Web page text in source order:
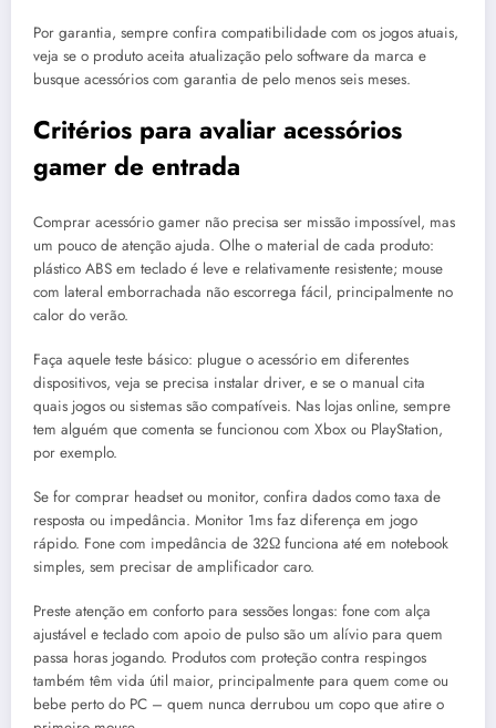
Por garantia, sempre confira compatibilidade com os jogos atuais,
veja se o produto aceita atualização pelo software da marca e
busque acessórios com garantia de pelo menos seis meses.
Critérios para avaliar acessórios
gamer de entrada
Comprar acessório gamer não precisa ser missão impossível, mas
um pouco de atenção ajuda. Olhe o material de cada produto:
plástico ABS em teclado é leve e relativamente resistente; mouse
com lateral emborrachada não escorrega fácil, principalmente no
calor do verão.
Faça aquele teste básico: plugue o acessório em diferentes
dispositivos, veja se precisa instalar driver, e se o manual cita
quais jogos ou sistemas são compatíveis. Nas lojas online, sempre
tem alguém que comenta se funcionou com Xbox ou PlayStation,
por exemplo.
Se for comprar headset ou monitor, confira dados como taxa de
resposta ou impedância. Monitor 1ms faz diferença em jogo
rápido. Fone com impedância de 32Ω funciona até em notebook
simples, sem precisar de amplificador caro.
Preste atenção em conforto para sessões longas: fone com alça
ajustável e teclado com apoio de pulso são um alívio para quem
passa horas jogando. Produtos com proteção contra respingos
também têm vida útil maior, principalmente para quem come ou
bebe perto do PC – quem nunca derrubou um copo que atire o